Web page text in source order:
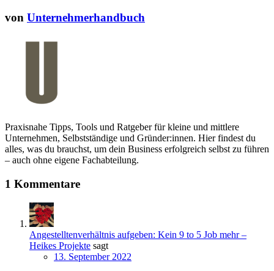
von Unternehmerhandbuch
Praxisnahe Tipps, Tools und Ratgeber für kleine und mittlere
Unternehmen, Selbstständige und Gründer:innen. Hier findest du
alles, was du brauchst, um dein Business erfolgreich selbst zu führen
– auch ohne eigene Fachabteilung.
1 Kommentare
Angestelltenverhältnis aufgeben: Kein 9 to 5 Job mehr –
Heikes Projekte sagt
13. September 2022